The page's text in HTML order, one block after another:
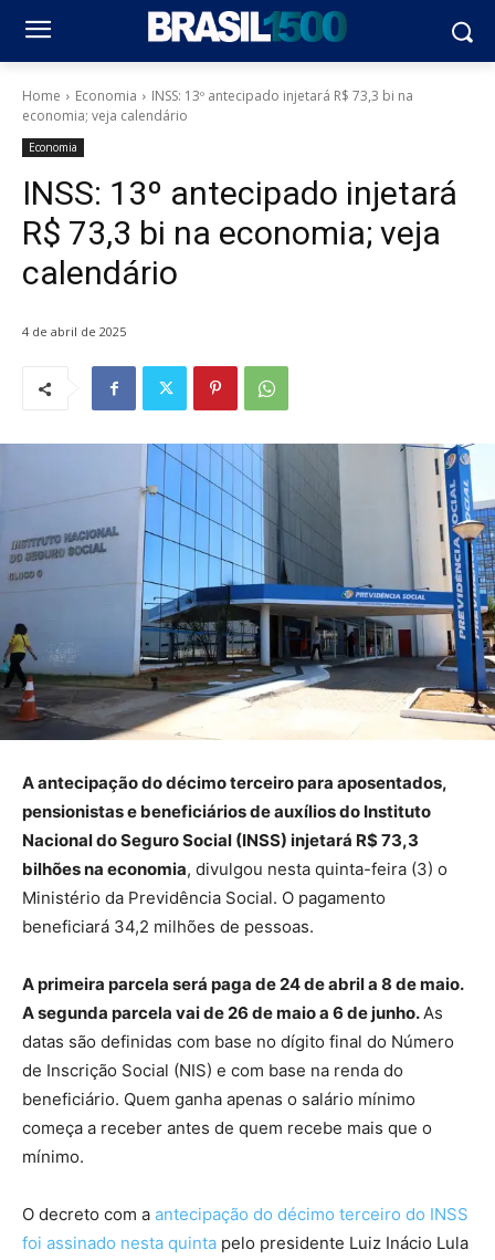
Home Economia
INSS: 13º antecipado injetará R$ 73,3 bi na
economia; veja calendário
Economia
INSS: 13º antecipado injetará
R$ 73,3 bi na economia; veja
calendário
4 de abril de 2025
A antecipação do décimo terceiro para aposentados,
pensionistas e beneficiários de auxílios do Instituto
Nacional do Seguro Social (INSS) injetará R$ 73,3
bilhões na economia, divulgou nesta quinta-feira (3) o
Ministério da Previdência Social. O pagamento
beneficiará 34,2 milhões de pessoas.
A primeira parcela será paga de 24 de abril a 8 de maio.
A segunda parcela vai de 26 de maio a 6 de junho.As
datas são definidas com base no dígito final do Número
de Inscrição Social (NIS) e com base na renda do
beneficiário. Quem ganha apenas o salário mínimo
começa a receber antes de quem recebe mais que o
mínimo.
O decreto com a antecipação do décimo terceiro do INSS
foi assinado nesta quinta pelo presidente Luiz Inácio Lula